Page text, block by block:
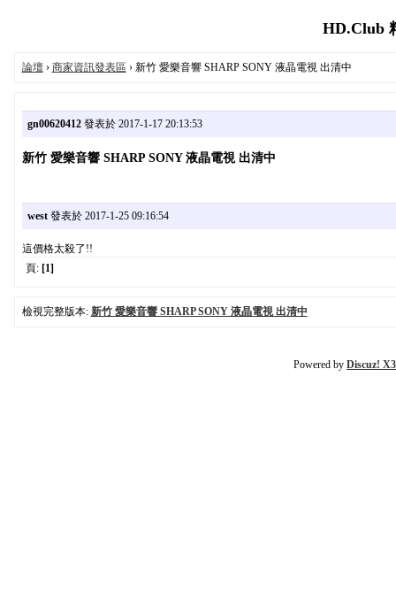
HD.Club
論壇› 商家資訊發表區 › 新竹 愛樂音響 SHARP SONY 液晶電視 出清中
gn00620412發表於 2017-1-17 20:13:53
新竹 愛樂音響 SHARP SONY 液晶電視 出清中
west發表於 2017-1-25 09:16:54
這價格太殺了!!
頁: [1]
檢視完整版本: 新竹 愛樂音響 SHARP SONY 液晶電視 出清中
Powered by Discuz!